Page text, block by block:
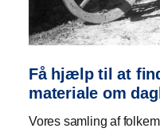
Få hjælp til at
materiale om
Vores samling af